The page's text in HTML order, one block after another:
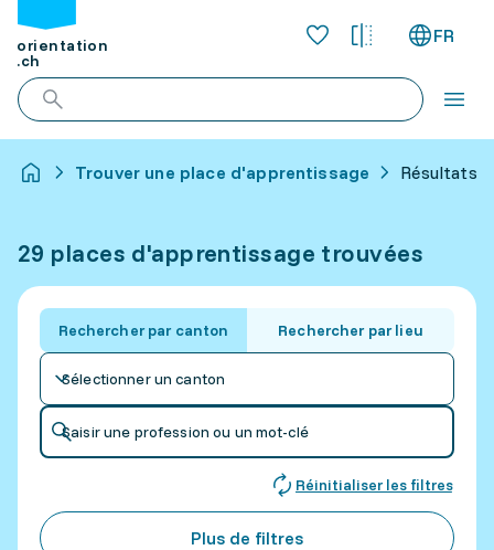
orientation
.ch
FR
Trouver une place d'apprentissage Résultats
29 places d'apprentissage trouvées
Rechercher par canton Rechercher par lieu
Sélectionner un canton
Saisir une profession ou un mot-clé
Réinitialiser les filtres
Plus de filtres